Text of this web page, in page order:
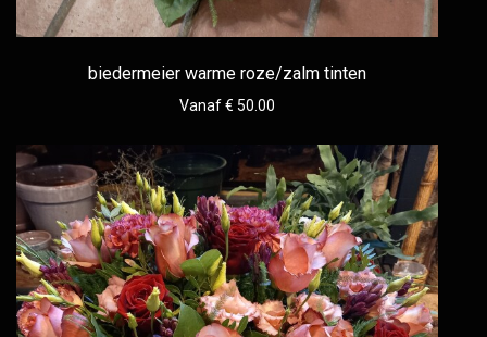
biedermeier warme roze/zalm tinten
Vanaf € 50.00